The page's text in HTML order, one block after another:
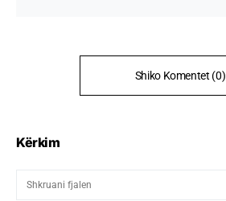
Shiko Komentet (0)
Kërkim